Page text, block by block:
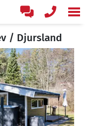
/ Djursland